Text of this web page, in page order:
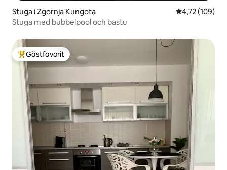
Stuga i Zgornja Kungota 4,72 av 5 i
4,72 (109)
Stuga med bubbelpool och bastu
Populär gästfavorit
Gästfavorit